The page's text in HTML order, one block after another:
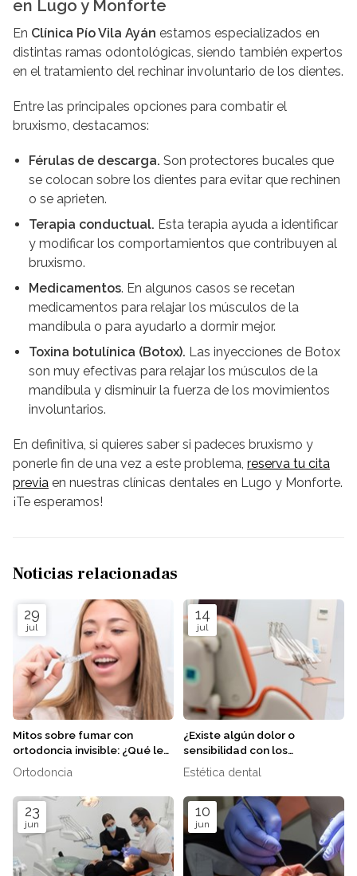
en Lugo y Monforte
En Clínica Pío Vila Ayán estamos especializados en
distintas ramas odontológicas, siendo también expertos
en el tratamiento del rechinar involuntario de los dientes.
Entre las principales opciones para combatir el
bruxismo, destacamos:
Férulas de descarga. Son protectores bucales que
se colocan sobre los dientes para evitar que rechinen
o se aprieten.
Terapia conductual. Esta terapia ayuda a identificar
y modificar los comportamientos que contribuyen al
bruxismo.
Medicamentos. En algunos casos se recetan
medicamentos para relajar los músculos de la
mandíbula o para ayudarlo a dormir mejor.
Toxina botulínica (Botox). Las inyecciones de Botox
son muy efectivas para relajar los músculos de la
mandíbula y disminuir la fuerza de los movimientos
involuntarios.
En definitiva, si quieres saber si padeces bruxismo y
ponerle fin de una vez a este problema, reserva tu cita
previa en nuestras clínicas dentales en Lugo y Monforte.
¡Te esperamos!
Noticias relacionadas
29
jul
Mitos sobre fumar con
ortodoncia invisible: ¿Qué le
pasa a mis alineadores?
Ortodoncia
14
jul
¿Existe algún dolor o
sensibilidad con los
tratamientos de estética
dental?
Estética dental
23
jun
10
jun